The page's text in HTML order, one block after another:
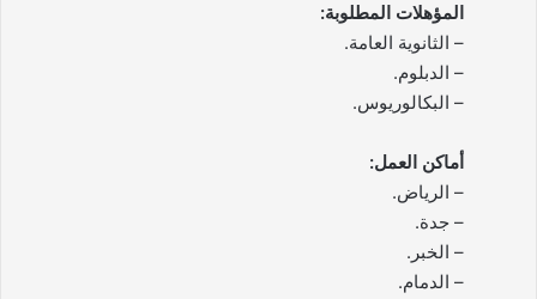
المؤهلات المطلوبة:
– الثانوية العامة.
– الدبلوم.
– البكالوريوس.
أماكن العمل:
– الرياض.
– جدة.
– الخبر.
– الدمام.